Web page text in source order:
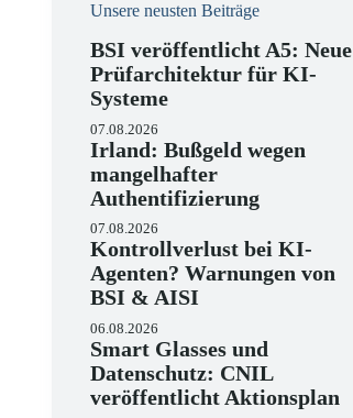
Unsere neusten Beiträge
BSI veröffentlicht A5: Neue
Prüfarchitektur für KI-
Systeme
07.08.2026
Irland: Bußgeld wegen
mangelhafter
Authentifizierung
07.08.2026
Kontrollverlust bei KI-
Agenten? Warnungen von
BSI & AISI
06.08.2026
Smart Glasses und
Datenschutz: CNIL
veröffentlicht Aktionsplan